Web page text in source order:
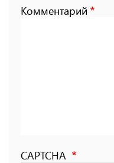
Комментарий
CAPTCHA